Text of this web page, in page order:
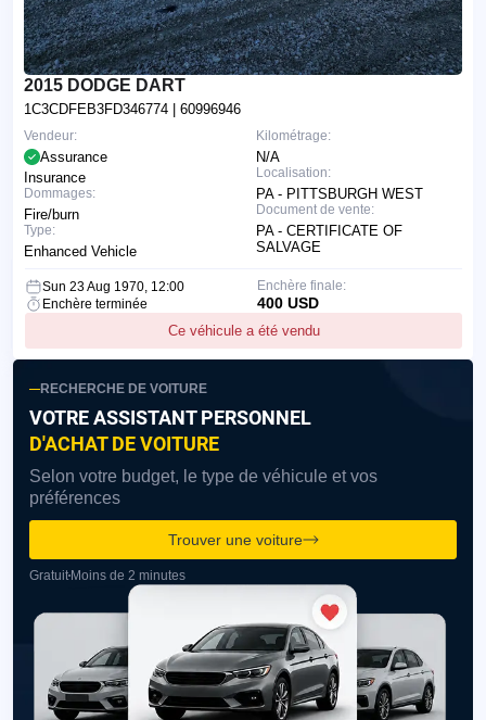
2015 DODGE DART
1C3CDFEB3FD346774 | 60996946
Kilométrage:
N/A
Localisation:
PA - PITTSBURGH WEST
Document de vente:
PA - CERTIFICATE OF
SALVAGE
Vendeur:
Assurance
Insurance
Dommages:
Fire/burn
Type:
Enhanced Vehicle
Sun 23 Aug 1970, 12:00
Enchère terminée
Ce véhicule a été vendu
Enchère finale:
400 USD
RECHERCHE DE VOITURE
VOTRE ASSISTANT PERSONNEL
D'ACHAT DE VOITURE
Selon votre budget, le type de véhicule et vos
préférences
Trouver une voiture
Gratuit Moins de 2 minutes